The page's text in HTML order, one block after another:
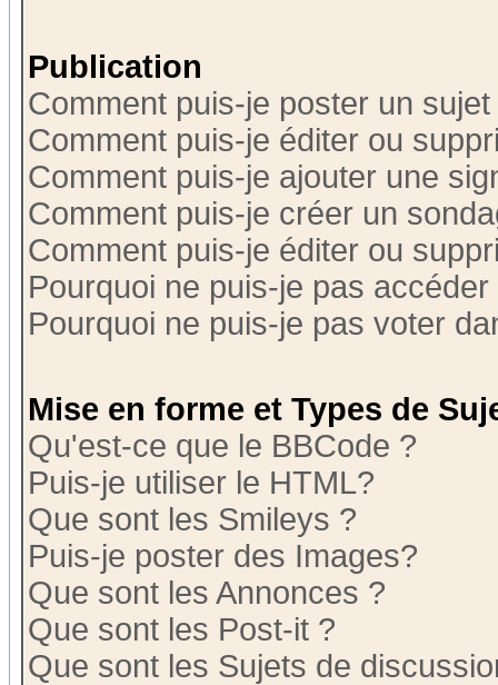
Publication
Comment puis-je poster un
Comment puis-je éditer ou
Comment puis-je ajouter une
Comment puis-je créer un
Comment puis-je éditer ou
Pourquoi ne puis-je pas
Pourquoi ne puis-je pas voter
Mise en forme et Types de
Qu'est-ce que le BBCode ?
Puis-je utiliser le HTML?
Que sont les Smileys ?
Puis-je poster des Images?
Que sont les Annonces ?
Que sont les Post-it ?
Que sont les Sujets de